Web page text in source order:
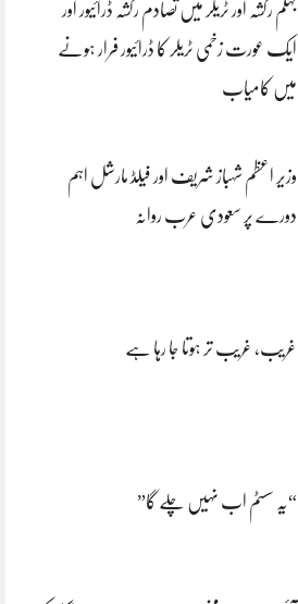
جہلم رکشہ اور ٹریلر میں تصادم رکشہ ڈرائیور اور
ایک عورت زخمی ٹریلر کا ڈرائیور فرار ہونے
میں کامیاب
وزیر اعظم شہباز شریف اور فیلڈ مارشل اہم
دورے پر سعودی عرب روانہ
غریب، غریب تر ہوتا جا رہا ہے
“یہ سسٹم اب نہیں چلے گا”